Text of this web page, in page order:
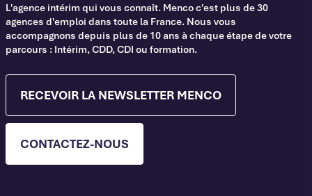
L'agence intérim qui vous connaît. Menco c'est plus de 30
agences d'emploi dans toute la France. Nous vous
accompagnons depuis plus de 10 ans à chaque étape de votre
parcours : Intérim, CDD, CDI ou formation.
RECEVOIR LA NEWSLETTER MENCO
CONTACTEZ-NOUS